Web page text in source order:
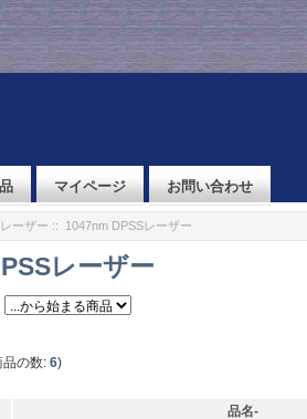
マイページ お問い合わせ
ーザー :: 1047nm DPSSレーザー
レーザー
の数: 6)
品名-